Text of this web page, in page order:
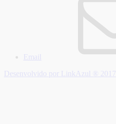
Email
Desenvolvido por LinkAzul ® 2017